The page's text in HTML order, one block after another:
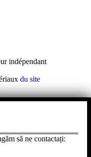
indépendant
du site
să ne contactați: